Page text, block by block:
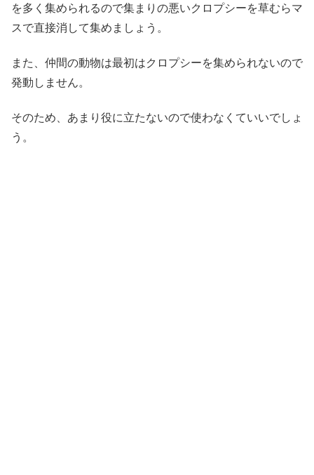
を多く集められるので集まりの悪いクロプシーを草むらマ
スで直接消して集めましょう。
また、仲間の動物は最初はクロプシーを集められないので
発動しません。
そのため、あまり役に立たないので使わなくていいでしょ
う。